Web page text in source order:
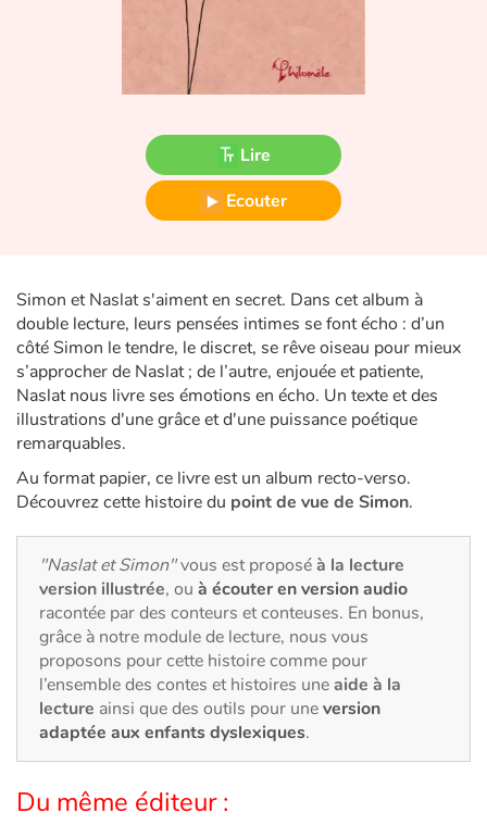
Fable, mythe, littérature et poésie
Princesses et princes, rois, reines et dragons
Écologie, nature, saisons
Voyage, épopée, enquête, aventure
Autour du monde
Apprentissage
Art, espace, activité
Documentaires
En famille
Quotidien et loisirs
À l'école
Fêtes et évènements
Amour et amitié
Lire
Ecouter
Simon et Naslat s'aiment en secret. Dans cet album à
double lecture, leurs pensées intimes se font écho : d’un
côté Simon le tendre, le discret, se rêve oiseau pour mieux
s’approcher de Naslat ; de l’autre, enjouée et patiente,
Naslat nous livre ses émotions en écho. Un texte et des
illustrations d'une grâce et d'une puissance poétique
remarquables.
Au format papier, ce livre est un album recto-verso.
Découvrez cette histoire du point de vue de Simon.
"Naslat et Simon"vous est proposéà la lecture
version illustrée, ou à écouter en version audio
racontée par des conteurs et conteuses. En bonus,
grâce à notre module de lecture, nous vous
proposons pour cette histoire comme pour
l’ensemble des contes et histoires uneaide à la
lecture ainsi que des outils pour uneversion
adaptée aux enfants dyslexiques.
Du même éditeur :